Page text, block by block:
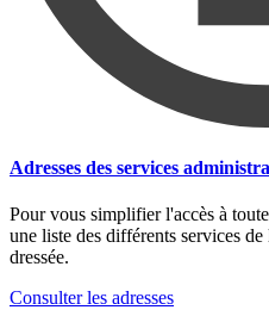
Adresses des services
Pour vous simplifier l'accès à
une liste des différents services
dressée.
Consulter les adresses